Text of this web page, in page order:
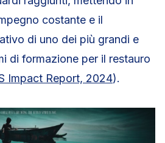
costante e il
di uno dei più grandi e
di formazione per il restauro
Impact Report, 2024).